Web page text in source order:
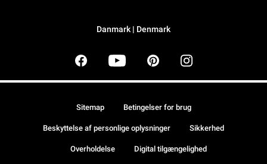
Danmark | Denmark
Sitemap Betingelser for brug
Beskyttelse af personlige oplysninger Sikkerhed
Overholdelse Digital tilgængelighed